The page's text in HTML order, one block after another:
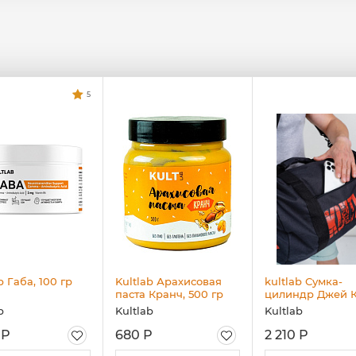
Габа, 100 гр
5
Kultlab Арахисовая
паста Кранч, 500 гр
Kultlab
680 Р
kultlab Сумка-
цилиндр Джей
Kultlab
2 210 Р